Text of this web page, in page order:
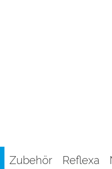
Zubehör Reflexa